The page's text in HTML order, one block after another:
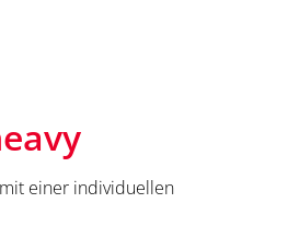
einer individuellen